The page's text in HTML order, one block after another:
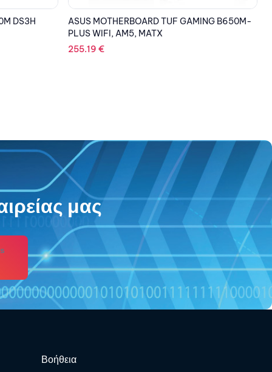
B650M-
ASUS MOTHERBOARD TUF GAMING Z790-
PLUS D4, 1700, DDR4, ATX
379.29€
μας
Βοήθεια